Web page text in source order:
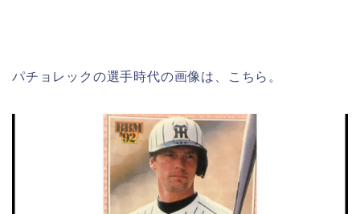
パチョレックの選手時代の画像は、こちら。